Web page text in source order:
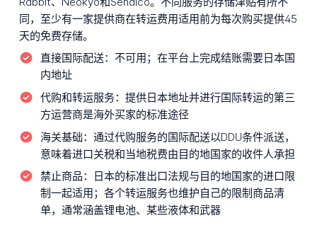
同，至少有一家提供商在转运费用适用前为每次购买提供45
天的免费存储。
直接国际配送： 不可用；在平台上完成结账需要日本国
内地址
代购和转运服务： 提供日本地址并进行国际转运的第三
方运营商是海外买家的标准途径
海关基础： 通过代购服务的国际配送以DDU条件派送，
意味着进口关税和当地税费由目的地国家的收件人承担
禁止商品：
日本的标准出口法规与目的地国家的进口限
制一起适用；各个转运服务也维护自己的限制商品清
单，通常涵盖锂电池、某些液体和武器